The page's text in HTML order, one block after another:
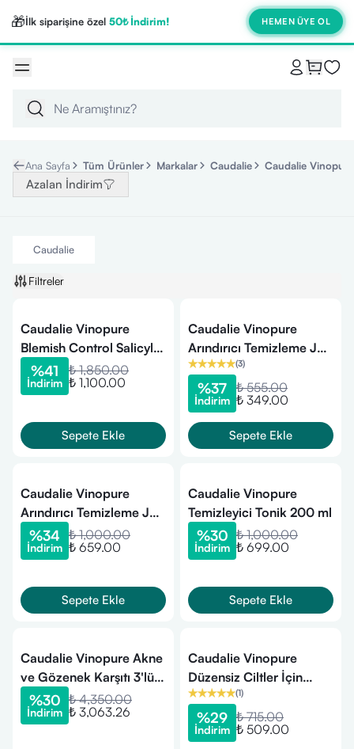
🎁İlk siparişine özel 50₺ İndirim! HEMEN ÜYE OL
Ana Sayfa Tüm Ürünler Markalar Caudalie Caudalie Vinopure
Azalan İndirim
Caudalie
Filtreler
Caudalie Vinopure
Blemish Control Salicylic
Serum 30 ml
%41
İndirim
₺ 1,850.00
₺ 1,100.00
Sepete Ekle
Caudalie Vinopure
Arındırıcı Temizleme Jeli
75 ml
(3)
%37
İndirim
₺ 555.00
₺ 349.00
Sepete Ekle
Caudalie Vinopure
Arındırıcı Temizleme Jeli
150 ml
%34
İndirim
₺ 1,000.00
₺ 659.00
Sepete Ekle
Caudalie Vinopure
Temizleyici Tonik 200 ml
%30
İndirim
₺ 1,000.00
₺ 699.00
Sepete Ekle
Caudalie Vinopure Akne
ve Gözenek Karşıtı 3'lü
Bakım Seti
%30
İndirim
₺ 4,350.00
₺ 3,063.26
Caudalie Vinopure
Düzensiz Ciltler İçin
Salisilik Krem 15 ml
(1)
%29
İndirim
₺ 715.00
₺ 509.00